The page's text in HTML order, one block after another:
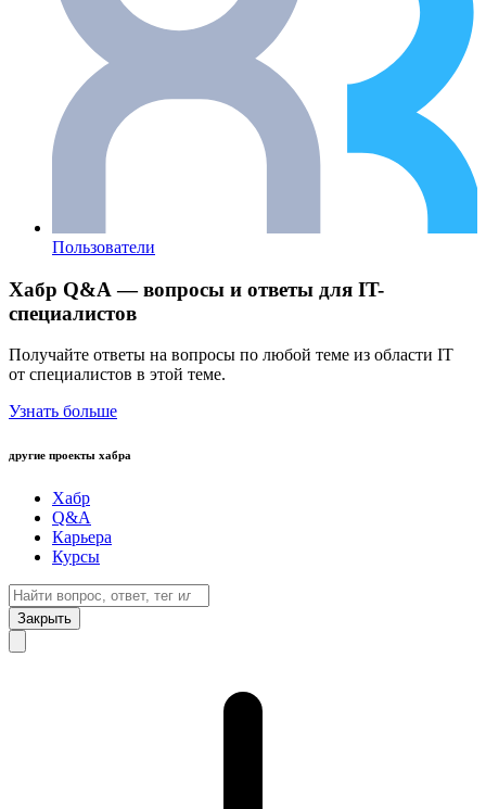
Пользователи
Хабр Q&A — вопросы и ответы для IT-
специалистов
Получайте ответы на вопросы по любой теме из области IT
от специалистов в этой теме.
Узнать больше
другие проекты хабра
Хабр
Q&A
Карьера
Курсы
Закрыть